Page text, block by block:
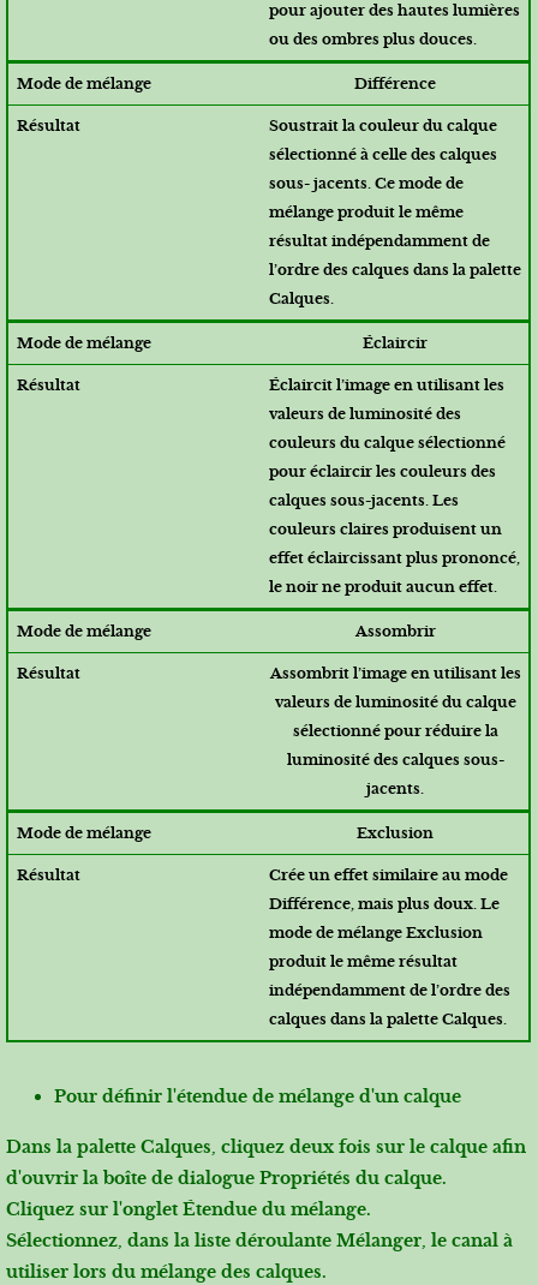
pour ajouter des hautes lumières
ou des ombres plus douces.
Différence
Soustrait la couleur du calque
sélectionné à celle des calques
sous- jacents. Ce mode de
mélange produit le même
résultat indépendamment de
l’ordre des calques dans la palette
Calques.
Éclaircir
Éclaircit l’image en utilisant les
valeurs de luminosité des
couleurs du calque sélectionné
pour éclaircir les couleurs des
calques sous-jacents. Les
couleurs claires produisent un
effet éclaircissant plus prononcé,
le noir ne produit aucun effet.
Assombrir
Assombrit l’image en utilisant les
valeurs de luminosité du calque
sélectionné pour réduire la
luminosité des calques sous-
jacents.
Exclusion
Crée un effet similaire au mode
Différence, mais plus doux. Le
mode de mélange Exclusion
produit le même résultat
indépendamment de l’ordre des
calques dans la palette Calques.
Pour définir l'étendue de mélange d'un calque
Dans la palette Calques, cliquez deux fois sur le calque afin
d'ouvrir la boîte de dialogue Propriétés du calque.
Cliquez sur l'onglet Étendue du mélange.
Sélectionnez, dans la liste déroulante Mélanger, le canal à
utiliser lors du mélange des calques.